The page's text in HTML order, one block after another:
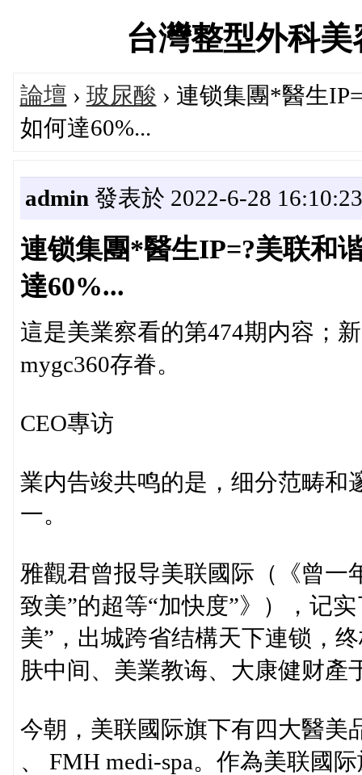
台灣整型外科
論壇 › 玻尿酸 › 連锁集團*醫生
如何達60%...
admin 發表於 2022-6-28 16:10:23
連锁集團*醫生IP=?美联和
達60%...
這是美業察看的第474期内容；
mygc360存眷。
CEO專访
業内告竣共鸣的是，细分范畴和
一。
雅觀君曾报导美联國际（《曾一
致美”的超等“加快度”》），记
美”，出城跨省结構天下連锁，
肤中间、美業教诲、大康健财產
今朝，美联國际旗下有四大醫美
、 FMH medi-spa。作為美联國